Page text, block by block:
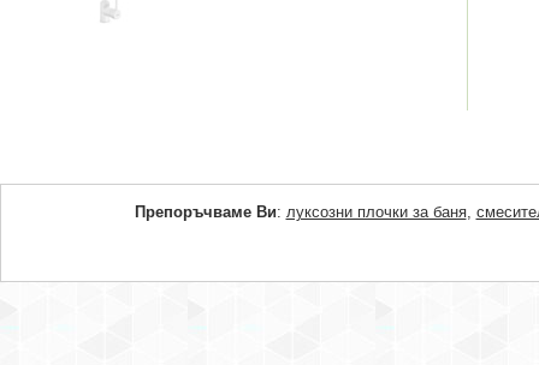
Препоръчваме Ви: луксозни плочки за баня,